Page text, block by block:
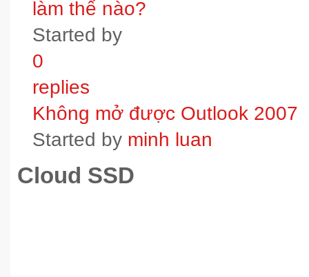
làm thế nào?
Started by
0
replies
Không mở được Outlook 2007
Started by minh luan
Cloud SSD